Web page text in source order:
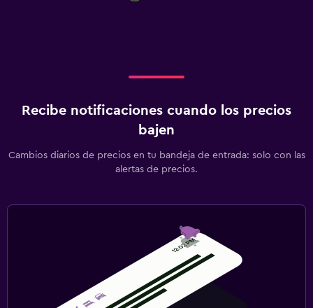
Recibe notificaciones cuando los precios
bajen
Cambios diarios de precios en tu bandeja de entrada: solo con las
alertas de precios.